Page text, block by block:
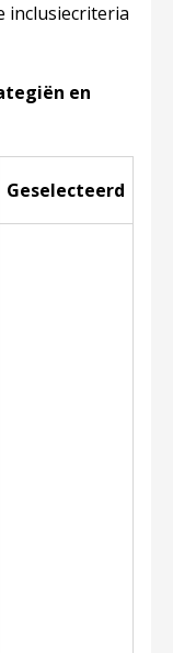
inclusiecriteria
en
Geselecteerd